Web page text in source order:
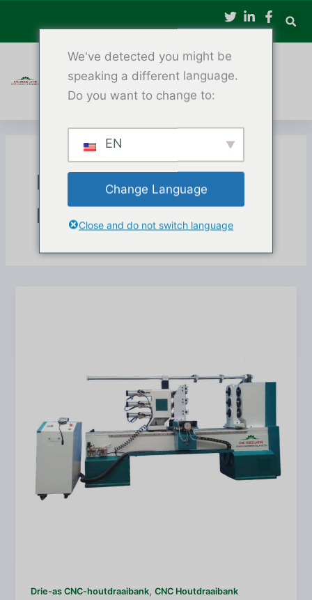
na
Drie-as CNC-
houtdraaibank
Drie-as CNC-houtdraaibank,CNC Houtdraaibank
We've detected you might be
speaking a different language.
Do you want to change to:
EN
Change Language
Close and do not switch language